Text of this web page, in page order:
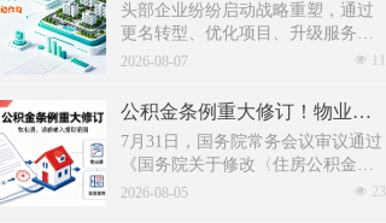
头部企业纷纷启动战略重塑，通过
更名转型、优化项目、升级服务、
挖掘增值收入等多重举措，主动适
也为行业下半年发展指明方向。
넶
2026-08-07
公积金条例重大修订！物业费、装修纳入提取范围，物业行业迎来新机遇
7月31日，国务院常务会议审议通过
《国务院关于修改〈住房公积金管
理条例〉的决定(草案)》，住房公积
넶 23
2026-08-05